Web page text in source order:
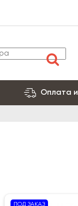
Оплата
ПОД ЗАКАЗ